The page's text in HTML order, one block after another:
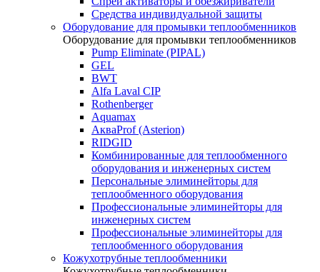
Средства индивидуальной защиты
Оборудование для промывки теплообменников
Оборудование для промывки теплообменников
Pump Eliminate (PIPAL)
GEL
BWT
Alfa Laval CIP
Rothenberger
Aquamax
АкваProf (Asterion)
RIDGID
Комбинированные для теплообменного
оборудования и инженерных систем
Персональные элиминейторы для
теплообменного оборудования
Профессиональные элиминейторы для
инженерных систем
Профессиональные элиминейторы для
теплообменного оборудования
Кожухотрубные теплообменники